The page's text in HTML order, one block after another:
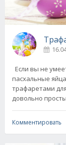
Если вы не
пасхальные
трафаретами
довольно
Комментировать